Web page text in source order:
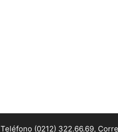
Teléfono (0212) 322.66.69,